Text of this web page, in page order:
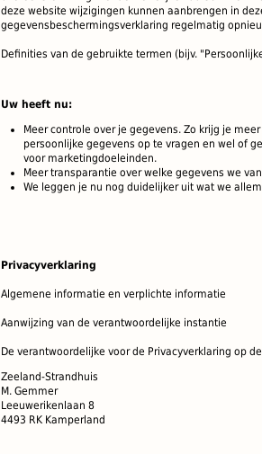
deze website wijzigingen kunnen aanbrengen in
gegevensbeschermingsverklaring regelmatig
Definities van de gebruikte termen (bijv.
Uw heeft nu:
Meer controle over je gegevens. Zo krijg je
persoonlijke gegevens op te vragen en wel of
voor marketingdoeleinden.
Meer transparantie over welke gegevens we
We leggen je nu nog duidelijker uit wat we
Privacyverklaring
Algemene informatie en verplichte informatie
Aanwijzing van de verantwoordelijke instantie
De verantwoordelijke voor de Privacyverklaring op
Zeeland-Strandhuis
M. Gemmer
Leeuwerikenlaan 8
4493 RK Kamperland